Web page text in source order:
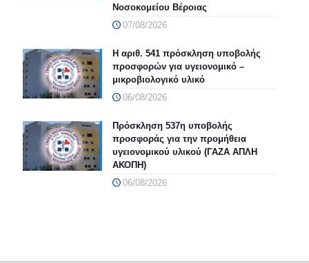
Νοσοκομείου Βέροιας
07/08/2026
Η αριθ. 541 πρόσκληση υποβολής
προσφορών για υγειονομικό –
μικροβιολογικό υλικό
06/08/2026
Πρόσκληση 537η υποβολής
προσφοράς για την προμήθεια
υγειονομικού υλικού (ΓΑΖΑ ΑΠΛΗ
ΑΚΟΠΗ)
06/08/2026